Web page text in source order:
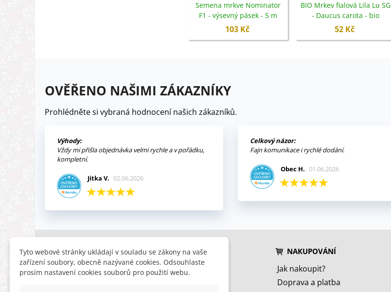
Semena mrkve Nominator
F1 - výsevný pásek - 5 m
103 Kč
BIO Mrkev fialová Lila Lu SG
- Daucus carota - bio
semena - 200 ks
52 Kč
OVĚŘENO NAŠIMI ZÁKAZNÍKY
Prohlédněte si vybraná hodnocení našich zákazníků.
Výhody:
Vždy mi přišla objednávka velmi rychle a v pořádku,
kompletní.
Jitka V. 02.06.2026
Celkový názor:
Fajn komunikace i rychlé dodání.
Obec H. 01.06.2026
INFORMACE
Obchodní podmínky
HLEDÁTE
Slevy
NAKUPOVÁNÍ
Jak nakoupit?
Doprava a platba
Tyto webové stránky ukládají v souladu se zákony na vaše
zařízení soubory, obecně nazývané cookies. Odsouhlaste
prosím nastavení cookies souborů pro použití webu.